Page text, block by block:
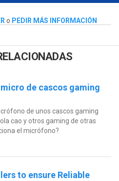
o PEDIR MÁS INFORMACIÓN
de cascos gaming
de unos cascos gaming
cao y otros gaming de otras
el micrófono?
to ensure Reliable